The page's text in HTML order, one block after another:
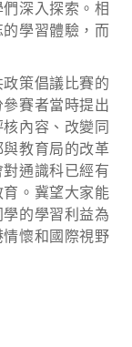
深入探索。相
學習體驗，而
策倡議比賽的
賽者當時提出
內容、改變同
教育局的改革
通識科已經有
。冀望大家能
的學習利益為
懷和國際視野